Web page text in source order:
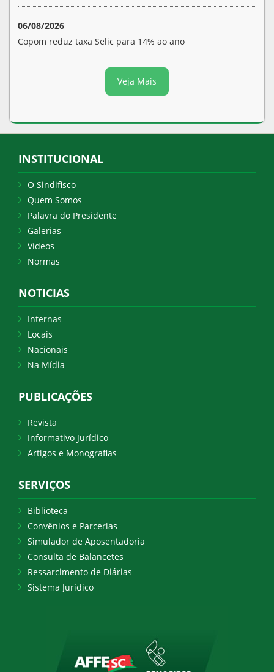
06/08/2026
Copom reduz taxa Selic para 14% ao ano
Veja Mais
INSTITUCIONAL
O Sindifisco
Quem Somos
Palavra do Presidente
Galerias
Vídeos
Normas
NOTICIAS
Internas
Locais
Nacionais
Na Mídia
PUBLICAÇÕES
Revista
Informativo Jurídico
Artigos e Monografias
SERVIÇOS
Biblioteca
Convênios e Parcerias
Simulador de Aposentadoria
Consulta de Balancetes
Ressarcimento de Diárias
Sistema Jurídico